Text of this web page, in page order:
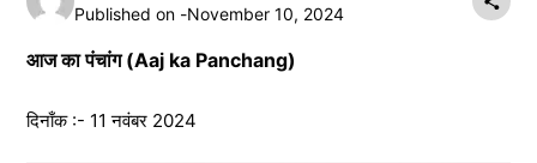
Published on -November 10, 2024
आज का पंचांग (Aaj ka Panchang)
दिनाँक :- 11 नवंबर 2024